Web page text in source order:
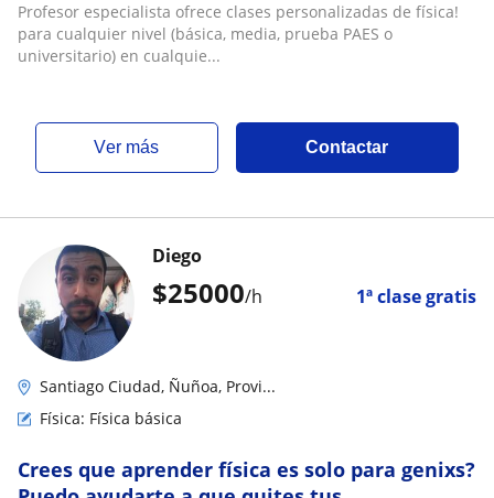
Profesor especialista ofrece clases personalizadas de física!
para cualquier nivel (básica, media, prueba PAES o
universitario) en cualquie...
ver más Contactar
$25000/h 1ª clase gratis
Diego
Santiago Ciudad, Ñuñoa, Provi...
Física: Física básica
Crees que aprender física es solo para genixs?